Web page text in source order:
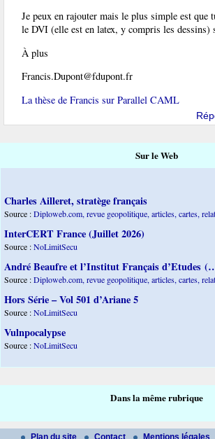
Je peux en rajouter mais le plus simple est que
le DVI (elle est en latex, y compris les dessins)
À plus
Francis.Dupont@fdupont.fr
La thèse de Francis sur Parallel CAML
Sur le Web
Charles Ailleret, stratège français
Source :Diploweb.com, revue geopolitique, articles, cartes,
InterCERT France (Juillet 2026)
Source :NoLimitSecu
André Beaufre et l’Institut Français d’Etudes
Source :Diploweb.com, revue geopolitique, articles, cartes,
Hors Série – Vol 501 d’Ariane 5
Source :NoLimitSecu
Vulnpocalypse
Source :NoLimitSecu
Dans la même rubrique
Plan du site Contact Mentions légales